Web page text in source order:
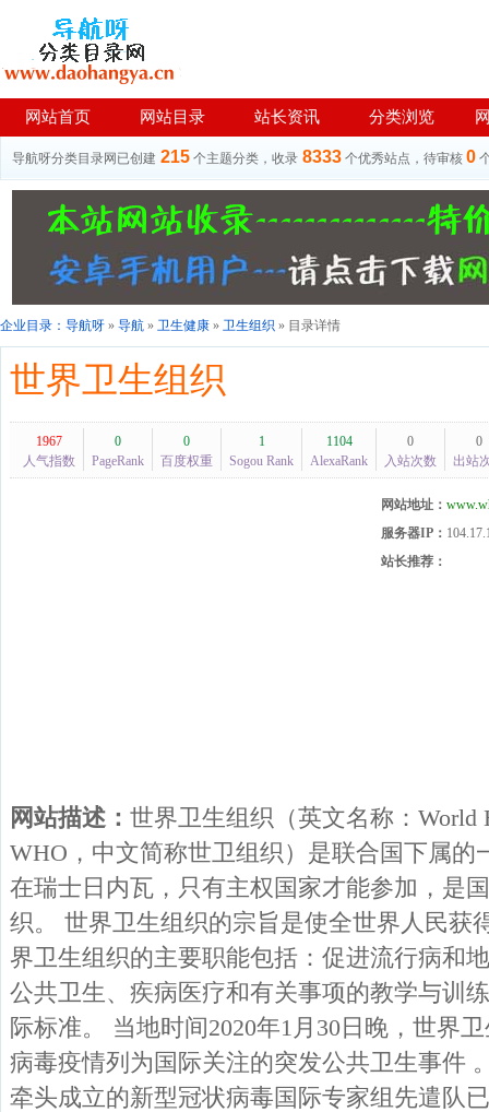
网站首页 网站目录 站长资讯 分类浏览
导航呀分类目录网已创建 215 个主题分类，收录 8333 个优秀站点，待审核 0
企业目录： 导航呀 » 导航 » 卫生健康 » 卫生组织 » 目录详情
世界卫生组织
1967
人气指数
0
PageRank
0
百度权重
1
Sogou Rank
1104
AlexaRank
0
入站次数
0
出站
网站地址：
服务器IP：
站长推荐：
网站描述： 世界卫生组织（英文名称：World
WHO，中文简称世卫组织）是联合国下属的
在瑞士日内瓦，只有主权国家才能参加，是
织。 世界卫生组织的宗旨是使全世界人民获
界卫生组织的主要职能包括：促进流行病和
公共卫生、疾病医疗和有关事项的教学与训
际标准。 当地时间2020年1月30日晚，世界
病毒疫情列为国际关注的突发公共卫生事件
牵头成立的新型冠状病毒国际专家组先遣队